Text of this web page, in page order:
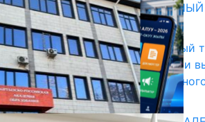
БИШКЕКСКИЙ
17.07.2026
В Кыргызстане начался первый
образовательные организации
и начального
13.07.2026